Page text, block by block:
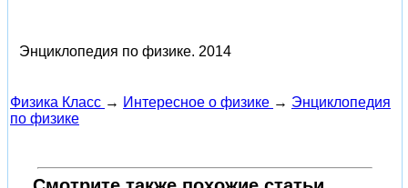
Энциклопедия по физике. 2014
Физика Класс → Интересное о физике → Энциклопедия
по физике